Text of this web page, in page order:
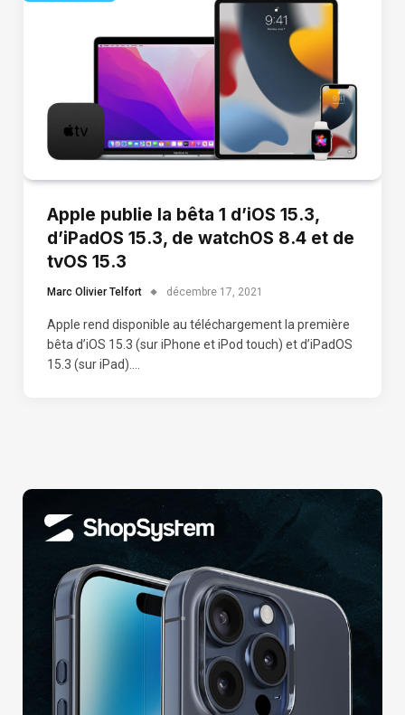
Apple publie la bêta 1 d’iOS 15.3,
d’iPadOS 15.3, de watchOS 8.4 et de
tvOS 15.3
Marc Olivier Telfort décembre 17, 2021
Apple rend disponible au téléchargement la première
bêta d’iOS 15.3 (sur iPhone et iPod touch) et d’iPadOS
15.3 (sur iPad).…